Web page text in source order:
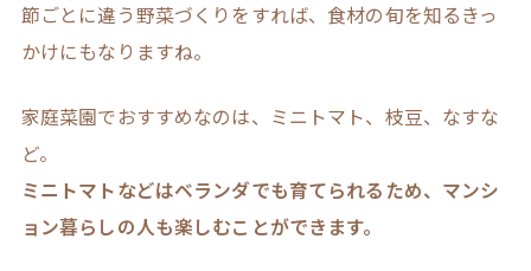
節ごとに違う野菜づくりをすれば、食材の旬を知るきっ
かけにもなりますね。
家庭菜園でおすすめなのは、ミニトマト、枝豆、なすな
ど。
ミニトマトなどはベランダでも育てられるため、マンシ
ョン暮らしの人も楽しむことができます。